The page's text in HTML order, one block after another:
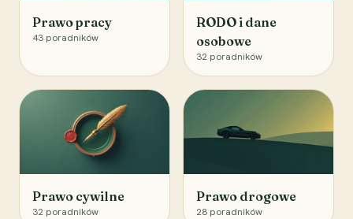
Prawo pracy
43 poradników
RODO i dane
osobowe
32 poradników
Prawo cywilne
32 poradników
Prawo drogowe
28 poradników